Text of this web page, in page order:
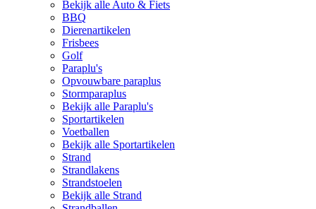
Bekijk alle Auto & Fiets
BBQ
Dierenartikelen
Frisbees
Golf
Paraplu's
Opvouwbare paraplus
Stormparaplus
Bekijk alle Paraplu's
Sportartikelen
Voetballen
Bekijk alle Sportartikelen
Strand
Strandlakens
Strandstoelen
Bekijk alle Strand